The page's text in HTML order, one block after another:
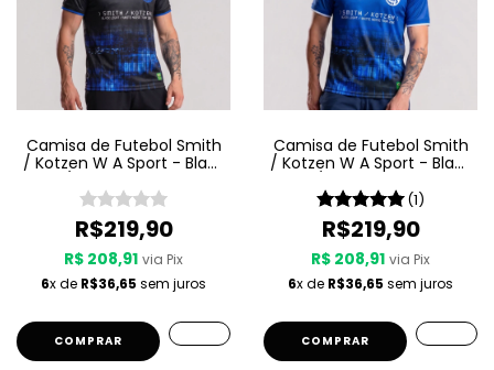
Camisa de Futebol Smith
/ Kotzen W A Sport - Black
R$219,90
R$ 208,91 via Pix
6x de R$36,65 sem juros
COMPRAR
Camisa de Futebol Smith
/ Kotzen W A Sport - Black
(1)
R$219,90
R$ 208,91 via Pix
6x de R$36,65 sem juros
COMPRAR